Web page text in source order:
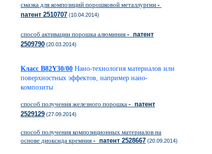
смазка для композиций порошковой металлургии -
патент 2510707 (10.04.2014)
способ активации порошка алюминия - патент
2509790 (20.03.2014)
Класс B82Y30/00 Нано-технология материалов или
поверхностных эффектов, например нано-
композиты
способ получения железного порошка - патент
2529129 (27.09.2014)
способ получения композиционных материалов на
основе диоксида кремния - патент 2528667 (20.09.2014)